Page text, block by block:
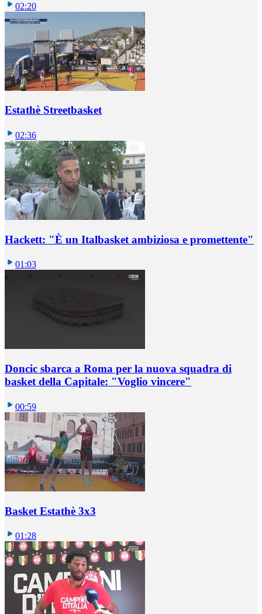
02:20
Estathè Streetbasket
02:36
Hackett: "È un Italbasket ambiziosa e promettente"
01:03
Doncic sbarca a Roma per la nuova squadra di
basket della Capitale: "Voglio vincere"
00:59
Basket Estathè 3x3
01:28